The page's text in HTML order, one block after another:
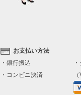
お支払い方法
・銀行振込
・コンビニ決済